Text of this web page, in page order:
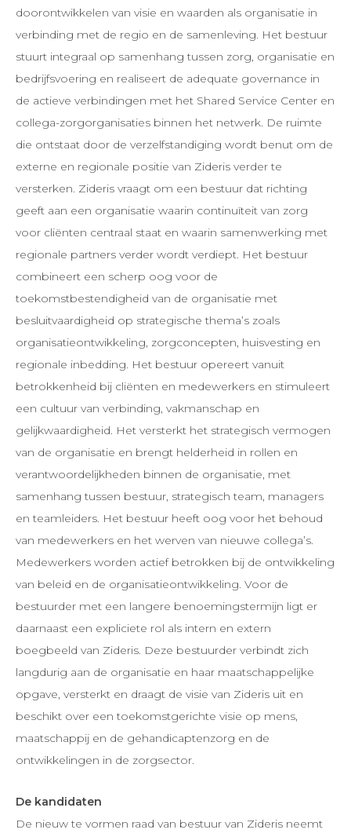
doorontwikkelen van visie en waarden als organisatie in
verbinding met de regio en de samenleving. Het bestuur
stuurt integraal op samenhang tussen zorg, organisatie en
bedrijfsvoering en realiseert de adequate governance in
de actieve verbindingen met het Shared Service Center en
collega-zorgorganisaties binnen het netwerk. De ruimte
die ontstaat door de verzelfstandiging wordt benut om de
externe en regionale positie van Zideris verder te
versterken. Zideris vraagt om een bestuur dat richting
geeft aan een organisatie waarin continuïteit van zorg
voor cliënten centraal staat en waarin samenwerking met
regionale partners verder wordt verdiept. Het bestuur
combineert een scherp oog voor de
toekomstbestendigheid van de organisatie met
besluitvaardigheid op strategische thema’s zoals
organisatieontwikkeling, zorgconcepten, huisvesting en
regionale inbedding. Het bestuur opereert vanuit
betrokkenheid bij cliënten en medewerkers en stimuleert
een cultuur van verbinding, vakmanschap en
gelijkwaardigheid. Het versterkt het strategisch vermogen
van de organisatie en brengt helderheid in rollen en
verantwoordelijkheden binnen de organisatie, met
samenhang tussen bestuur, strategisch team, managers
en teamleiders. Het bestuur heeft oog voor het behoud
van medewerkers en het werven van nieuwe collega’s.
Medewerkers worden actief betrokken bij de ontwikkeling
van beleid en de organisatieontwikkeling. Voor de
bestuurder met een langere benoemingstermijn ligt er
daarnaast een expliciete rol als intern en extern
boegbeeld van Zideris. Deze bestuurder verbindt zich
langdurig aan de organisatie en haar maatschappelijke
opgave, versterkt en draagt de visie van Zideris uit en
beschikt over een toekomstgerichte visie op mens,
maatschappij en de gehandicaptenzorg en de
ontwikkelingen in de zorgsector.
De kandidaten
De nieuw te vormen raad van bestuur van Zideris neemt